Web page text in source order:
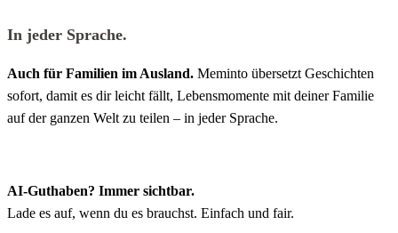
In jeder Sprache.
Auch für Familien im Ausland. Meminto übersetzt Geschichten
sofort, damit es dir leicht fällt, Lebensmomente mit deiner Familie
auf der ganzen Welt zu teilen – in jeder Sprache.
AI-Guthaben? Immer sichtbar.
Lade es auf, wenn du es brauchst. Einfach und fair.